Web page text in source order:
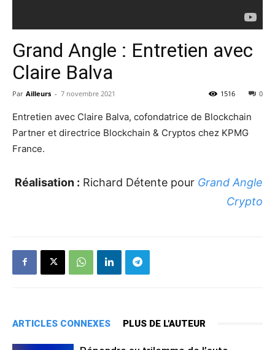
Grand Angle : Entretien avec
Claire Balva
Par Ailleurs - 7 novembre 2021 0
1516
Entretien avec Claire Balva, cofondatrice de Blockchain
Partner et directrice Blockchain & Cryptos chez KPMG
France.
Réalisation : Richard Détente pour Grand Angle
Crypto
ARTICLES CONNEXES PLUS DE L'AUTEUR